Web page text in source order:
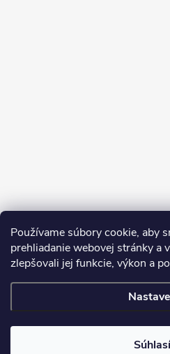
Používame súbory cookie, aby
prehliadanie webovej stránky a
zlepšovali jej funkcie, výkon a
Sledovať na
Vytvoril
Copyright 2026 LEDprodukt.sk